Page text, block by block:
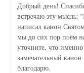
Добрый день!
встречаю эту мысль:
написал канон
мы до сих пор поём
уточните, что
замечательный
благодарю.